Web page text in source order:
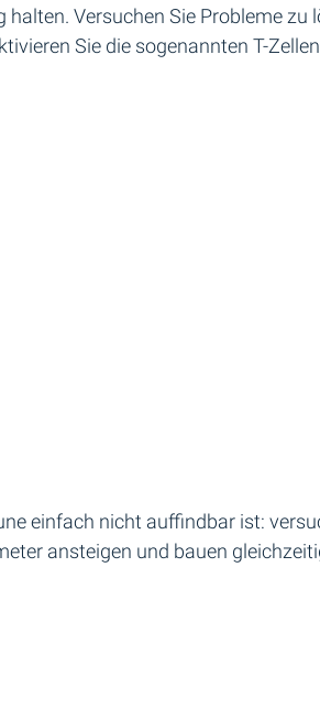
halten. Versuchen Sie Probleme
Sie die sogenannten T-
einfach nicht auffindbar ist:
ansteigen und bauen